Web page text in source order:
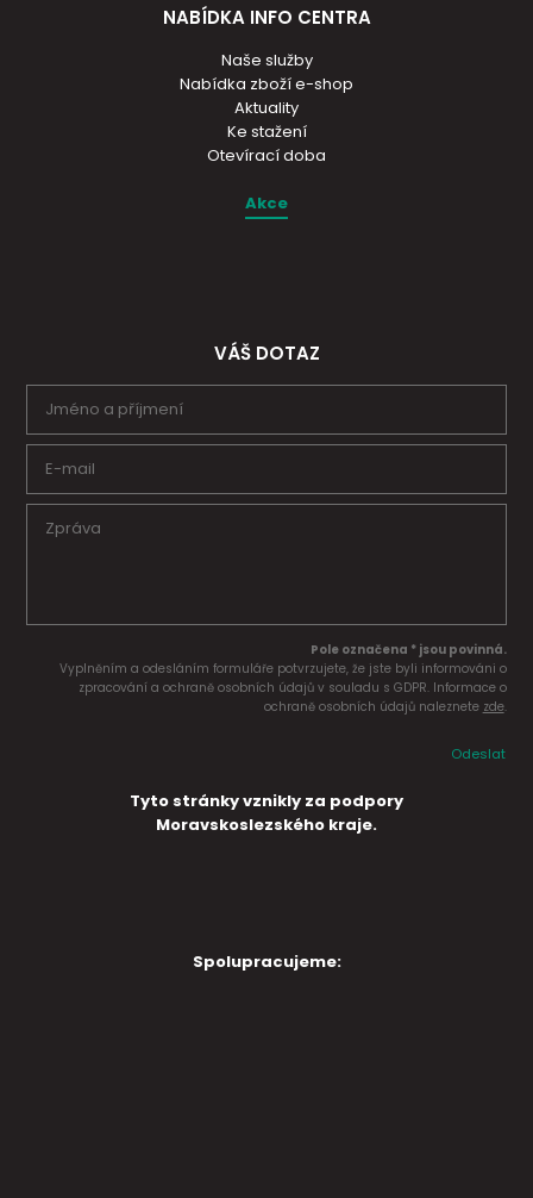
NABÍDKA INFO CENTRA
Naše služby
Nabídka zboží e-shop
Aktuality
Ke stažení
Otevírací doba
Akce
VÁŠ DOTAZ
Pole označena * jsou povinná.
Vyplněním a odesláním formuláře potvrzujete, že jste byli informováni o
zpracování a ochraně osobních údajů v souladu s GDPR. Informace o
ochraně osobních údajů naleznete zde.
Odeslat
Tyto stránky vznikly za podpory
Moravskoslezského kraje.
Spolupracujeme: